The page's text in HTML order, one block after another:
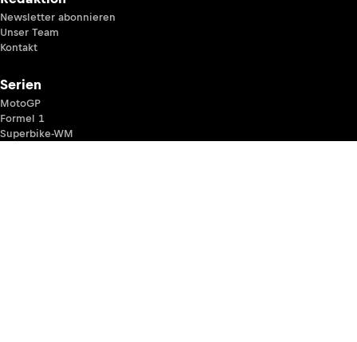
Newsletter abonnieren
Unser Team
Kontakt
Serien
MotoGP
Formel 1
Superbike-WM